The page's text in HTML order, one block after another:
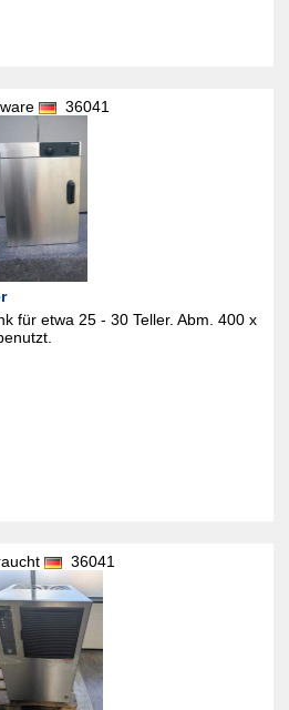
36041
für etwa 25 - 30 Teller. Abm. 400 x
36041